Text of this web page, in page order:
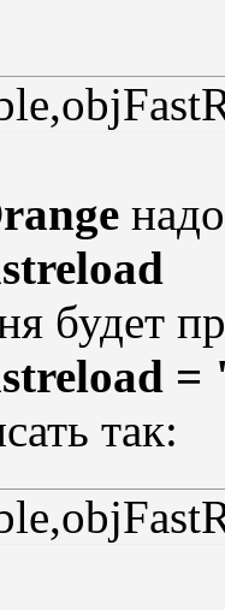
будет
=
так: